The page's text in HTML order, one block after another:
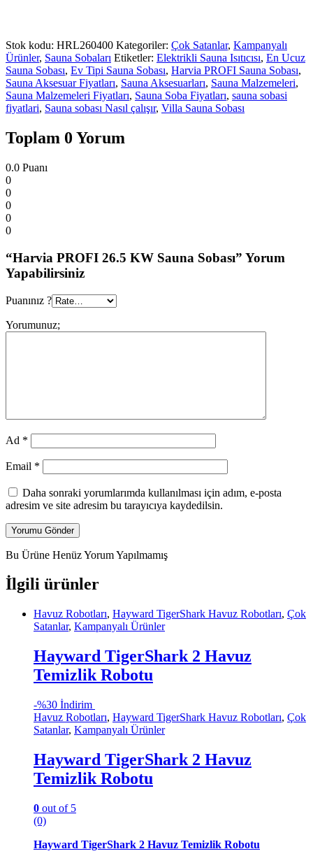
Stok kodu: HRL260400 Kategoriler: Çok Satanlar, Kampanyalı
Ürünler, Sauna Sobaları Etiketler: Elektrikli Sauna Isıtıcısı, En Ucuz
Sauna Sobası, Ev Tipi Sauna Sobası, Harvia PROFI Sauna Sobası,
Sauna Aksesuar Fiyatları, Sauna Aksesuarları, Sauna Malzemeleri,
Sauna Malzemeleri Fiyatları, Sauna Soba Fiyatları, sauna sobasi
fiyatlari, Sauna sobası Nasıl çalışır, Villa Sauna Sobası
Toplam 0 Yorum
0.0 Puanı
0
0
0
0
0
“Harvia PROFI 26.5 KW Sauna Sobası” Yorum
Yapabilirsiniz
Puanınız ?
Yorumunuz;
Ad *
Email *
Daha sonraki yorumlarımda kullanılması için adım, e-posta
adresim ve site adresim bu tarayıcıya kaydedilsin.
Bu Ürüne Henüz Yorum Yapılmamış
İlgili ürünler
Havuz Robotları, Hayward TigerShark Havuz Robotları, Çok
Satanlar, Kampanyalı Ürünler
Hayward TigerShark 2 Havuz
Temizlik Robotu
-%30 İndirim
Havuz Robotları, Hayward TigerShark Havuz Robotları, Çok
Satanlar, Kampanyalı Ürünler
Hayward TigerShark 2 Havuz
Temizlik Robotu
0 out of 5
(0)
Hayward TigerShark 2 Havuz Temizlik Robotu